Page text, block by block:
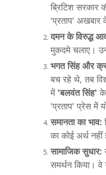
ब्रिटिश सरकार
'प्रताप' अखबार
दमन के विरुद्ध
मुकदमे चलाए।
भगत सिंह और
बच रहे थे, तब
में 'बलवंत सिंह' के
'प्रताप' प्रेस में
समानता का भाव:
का कोई अर्थ
सामाजिक सुधार:
समर्थन किया। वे